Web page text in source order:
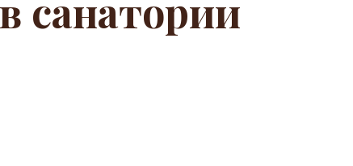
санатории